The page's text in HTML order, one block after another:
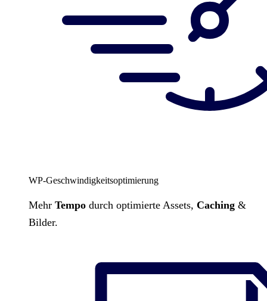
WP-Geschwindigkeitsoptimierung
Mehr Tempo durch optimierte Assets, Caching &
Bilder.